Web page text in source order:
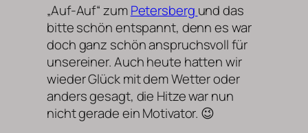
„Auf-Auf“ zumPetersberg und das
bitte schön entspannt, denn es war
doch ganz schön anspruchsvoll für
unsereiner. Auch heute hatten wir
wieder Glück mit dem Wetter oder
anders gesagt, die Hitze war nun
nicht gerade ein Motivator. 😉